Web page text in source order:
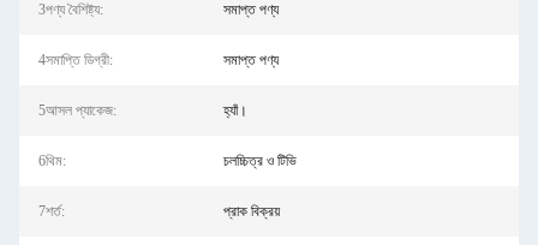
3পণ্য বৈশিষ্ট্য: সমাপ্ত পণ্য
4সমাপ্তি ডিগ্রী: সমাপ্ত পণ্য
5আসল প্যাকেজ: হ্যাঁ।
6থিম: চলচ্চিত্র ও টিভি
7শর্ত: প্রাক বিক্রয়